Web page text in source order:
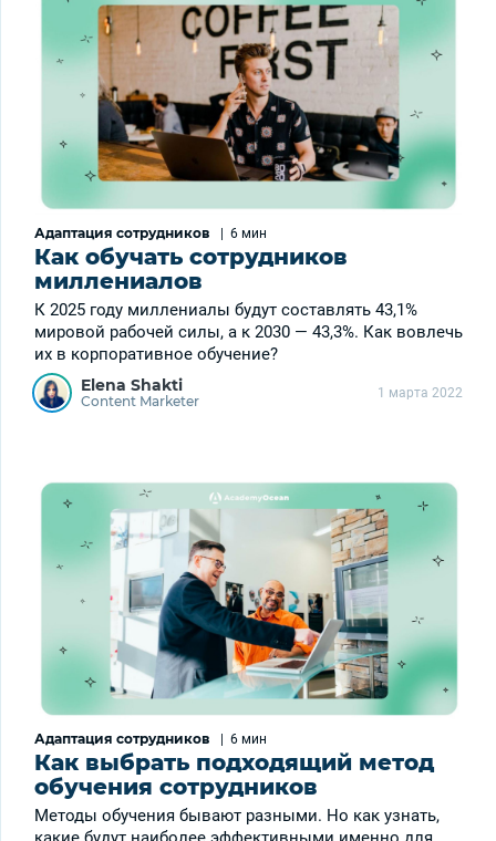
Адаптация сотрудников | 6 мин
Как обучать сотрудников
миллениалов
К 2025 году миллениалы будут составлять 43,1%
мировой рабочей силы, а к 2030 — 43,3%. Как вовлечь
их в корпоративное обучение?
Elena Shakti
Content Marketer 1 марта 2022
Адаптация сотрудников | 6 мин
Как выбрать подходящий метод
обучения сотрудников
Методы обучения бывают разными. Но как узнать,